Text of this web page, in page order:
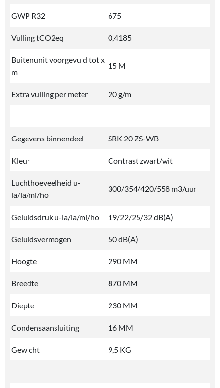
GWP R32 675
Vulling tCO2eq 0,4185
Buitenunit voorgevuld tot x
m
15 M
Extra vulling per meter 20 g/m
Gegevens binnendeel SRK 20 ZS-WB
Kleur Contrast zwart/wit
Luchthoeveelheid u-
la/la/mi/ho
300/354/420/558 m3/uur
Geluidsdruk u-la/la/mi/ho 19/22/25/32 dB(A)
Geluidsvermogen 50 dB(A)
Hoogte 290 MM
Breedte 870 MM
Diepte 230 MM
Condensaansluiting 16 MM
Gewicht 9,5 KG